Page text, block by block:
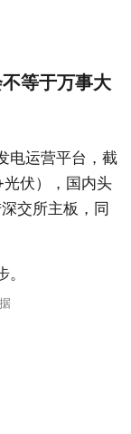
等于万事大
电运营平台，截
伏），国内头
交所主板，同